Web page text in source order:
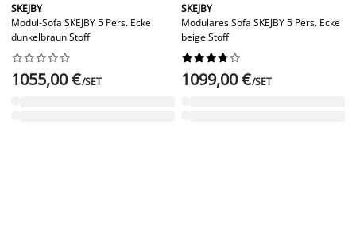
SKEJBY
Modul-Sofa SKEJBY 5 Pers. Ecke
dunkelbraun Stoff






1055,00 €/SET
SKEJBY
Modulares Sofa SKEJBY 5 Pers. Ecke
beige Stoff






1099,00 €/SET